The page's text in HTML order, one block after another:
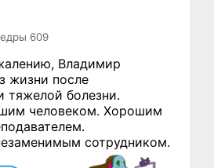
609
Владимир
жизни после
тяжелой болезни.
человеком. Хорошим
сотрудником.